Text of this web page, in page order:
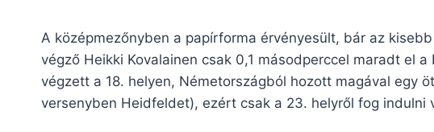
A középmezőnyben a papírforma érvényesült, bár az
végző Heikki Kovalainen csak 0,1 másodperccel maradt el
végzett a 18. helyen, Németországból hozott magával egy
versenyben Heidfeldet), ezért csak a 23. helyről fog indulni